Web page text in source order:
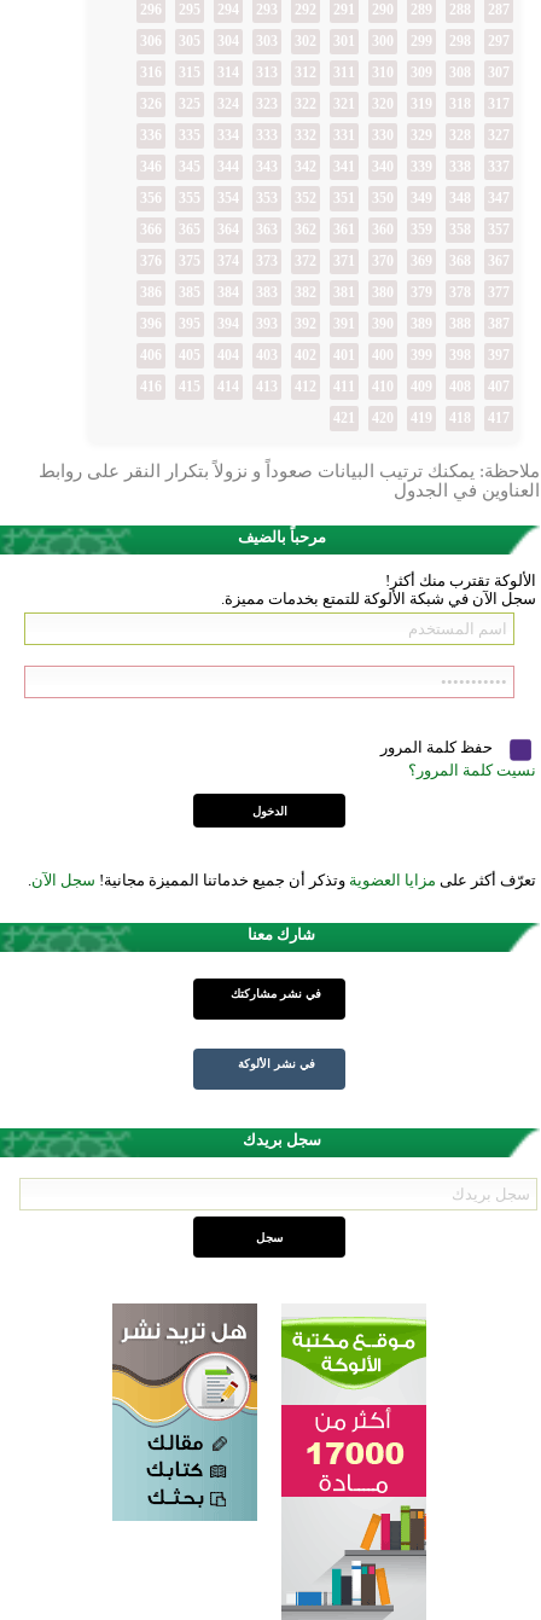
287
288
289
290
291
292
293
294
295
296
297
298
299
300
301
302
303
304
305
306
307
308
309
310
311
312
313
314
315
316
317
318
319
320
321
322
323
324
325
326
327
328
329
330
331
332
333
334
335
336
337
338
339
340
341
342
343
344
345
346
347
348
349
350
351
352
353
354
355
356
357
358
359
360
361
362
363
364
365
366
367
368
369
370
371
372
373
374
375
376
377
378
379
380
381
382
383
384
385
386
387
388
389
390
391
392
393
394
395
396
397
398
399
400
401
402
403
404
405
406
407
408
409
410
411
412
413
414
415
416
417
418
419
420
421
ملاحظة: يمكنك ترتيب البيانات صعوداً و نزولاً بتكرار النقر على روابط
العناوين في الجدول
مرحباً بالضيف
الألوكة تقترب منك أكثر!
سجل الآن في شبكة الألوكة للتمتع بخدمات مميزة.
حفظ كلمة المرور
نسيت كلمة المرور؟
تعرّف أكثر على مزايا العضوية وتذكر أن جميع خدماتنا المميزة مجانية! سجل الآن.
شارك معنا
في نشر مشاركتك
في نشر الألوكة
سجل بريدك